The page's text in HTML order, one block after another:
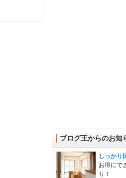
ブログ王からのお知
しっかり
お得にで
り！